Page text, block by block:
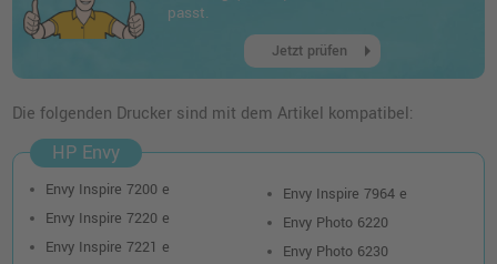
farbig (CMY)
53,99 €
passt.
Jetzt prüfen arrow_right
Die folgenden Drucker sind mit dem Artikel kompatibel:
HP Envy
Envy Inspire 7200 e
Envy Inspire 7220 e
Envy Inspire 7221 e
Envy Inspire 7964 e
Envy Photo 6220
Envy Photo 6230